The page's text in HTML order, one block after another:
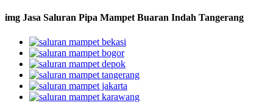
img Jasa Saluran Pipa Mampet Buaran Indah Tangerang